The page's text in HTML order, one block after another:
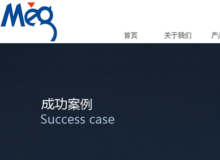
首页 关于我们 产